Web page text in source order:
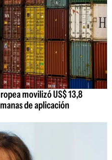
movilizó US$ 13,8
de aplicación